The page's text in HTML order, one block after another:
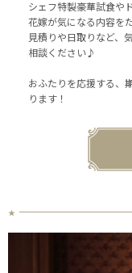
シェフ特製豪華試食や
花嫁が気になる内容を
見積りや日取りなど、
相談ください♪
おふたりを応援する、
ります！